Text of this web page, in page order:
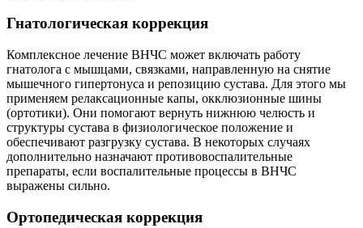
Гнатологическая коррекция
Комплексное лечение ВНЧС может включать работу
гнатолога с мышцами, связками, направленную на снятие
мышечного гипертонуса и репозицию сустава. Для этого мы
применяем релаксационные капы, окклюзионные шины
(ортотики). Они помогают вернуть нижнюю челюсть и
структуры сустава в физиологическое положение и
обеспечивают разгрузку сустава. В некоторых случаях
дополнительно назначают противовоспалительные
препараты, если воспалительные процессы в ВНЧС
выражены сильно.
Ортопедическая коррекция